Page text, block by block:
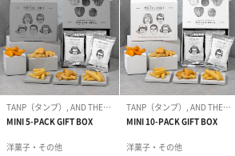
あり（0円）
包装方法